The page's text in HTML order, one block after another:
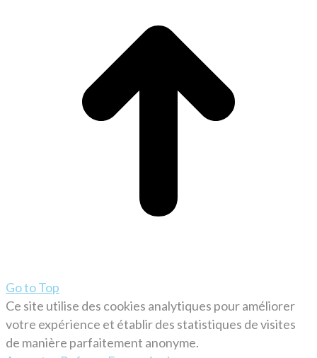
Go to Top
Ce site utilise des cookies analytiques pour améliorer
votre expérience et établir des statistiques de visites
de manière parfaitement anonyme.